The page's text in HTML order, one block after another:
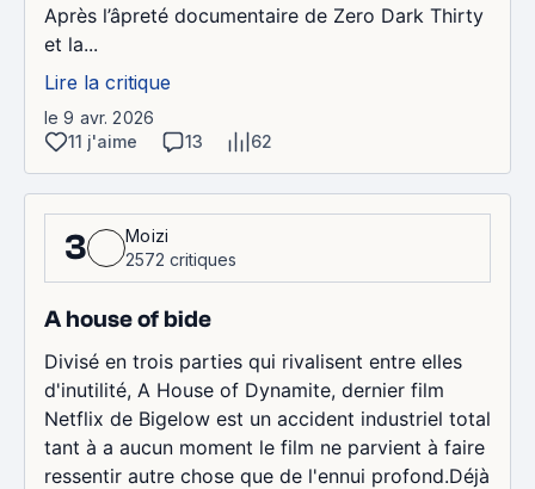
Après l’âpreté documentaire de Zero Dark Thirty
et la...
Lire la critique
le 9 avr. 2026
11 j'aime
13 62
3
Moizi
2572 critiques
A house of bide
Divisé en trois parties qui rivalisent entre elles
d'inutilité, A House of Dynamite, dernier film
Netflix de Bigelow est un accident industriel total
tant à a aucun moment le film ne parvient à faire
ressentir autre chose que de l'ennui profond.Déjà